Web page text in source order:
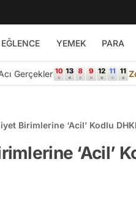
EĞLENCE YEMEK PARA
Gerçekler
Birimlerine ‘Acil’ Kodlu
‘Acil’